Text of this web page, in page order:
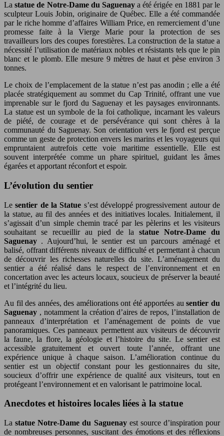
Lastatue de Notre-Dame du Saguenaya été érigée en 1881 par le
sculpteur Louis Jobin, originaire de Québec. Elle a été commandée
par le riche homme d’affaires William Price, en remerciement d’une
promesse faite à la Vierge Marie pour la protection de ses
travailleurs lors des coupes forestières. La construction de la statue a
nécessité l’utilisation de matériaux nobles et résistants tels que le pin
blanc et le plomb. Elle mesure 9 mètres de haut et pèse environ 3
tonnes.
Le choix de l’emplacement de la statue n’est pas anodin ; elle a été
placée stratégiquement au sommet du Cap Trinité, offrant une vue
imprenable sur le fjord du Saguenay et les paysages environnants.
La statue est un symbole de la foi catholique, incarnant les valeurs
de piété, de courage et de persévérance qui sont chères à la
communauté du Saguenay. Son orientation vers le fjord est perçue
comme un geste de protection envers les marins et les voyageurs qui
empruntaient autrefois cette voie maritime essentielle. Elle est
souvent interprétée comme un phare spirituel, guidant les âmes
égarées et apportant réconfort et espoir.
L’évolution du sentier
Lesentier de la Statue s’est développé progressivement autour de
la statue, au fil des années et des initiatives locales. Initialement, il
s’agissait d’un simple chemin tracé par les pèlerins et les visiteurs
souhaitant se recueillir au pied de la statue Notre-Dame du
Saguenay . Aujourd’hui, le sentier est un parcours aménagé et
balisé, offrant différents niveaux de difficulté et permettant à chacun
de découvrir les richesses naturelles du site. L’aménagement du
sentier a été réalisé dans le respect de l’environnement et en
concertation avec les acteurs locaux, soucieux de préserver la beauté
et l’intégrité du lieu.
Au fil des années, des améliorations ont été apportées ausentier du
Saguenay , notamment la création d’aires de repos, l’installation de
panneaux d’interprétation et l’aménagement de points de vue
panoramiques. Ces panneaux permettent aux visiteurs de découvrir
la faune, la flore, la géologie et l’histoire du site. Le sentier est
accessible gratuitement et ouvert toute l’année, offrant une
expérience unique à chaque saison. L’amélioration continue du
sentier est un objectif constant pour les gestionnaires du site,
soucieux d’offrir une expérience de qualité aux visiteurs, tout en
protégeant l’environnement et en valorisant le patrimoine local.
Anecdotes et histoires locales liées à la statue
Lastatue Notre-Dame du Saguenay est source d’inspiration pour
de nombreuses personnes, suscitant des émotions et des réflexions